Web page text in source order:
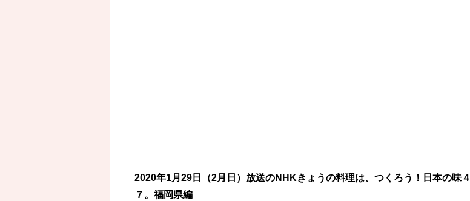
2020年1月29日（2月日）放送のNHKきょうの料理は、つくろう！日本の味４
７。福岡県編